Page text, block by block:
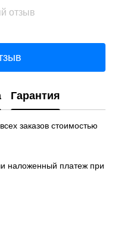
отзыв
Гарантия
заказов стоимостью
наложенный платеж при